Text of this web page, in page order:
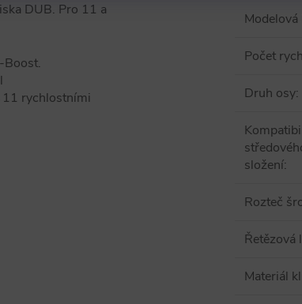
DUB. Pro 11 a
Boost.
11 rychlostními
Modelová
Počet
Druh osy:
složení:
Rozteč
Řetězová
Materiál